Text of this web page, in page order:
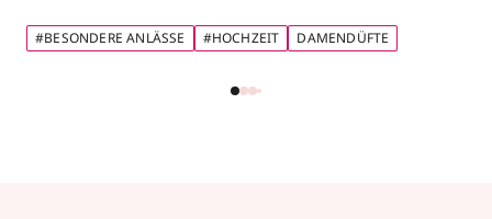
#BESONDERE ANLÄSSE #HOCHZEIT DAMENDÜFTE